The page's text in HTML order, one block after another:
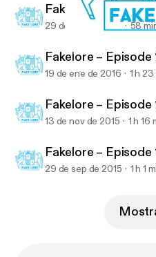
Fakelore
Fakelore – Episode
29 de feb de 2016 58
Fakelore –
19 de ene de 2016 1 h 23
Fakelore – Episode
13 de nov de 2015 1 h 16
Fakelore – Episode
29 de sep de 2015 1 h 1